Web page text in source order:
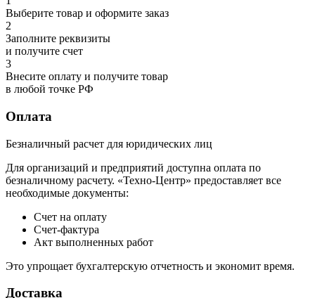
Выберите товар и оформите заказ
2
Заполните реквизиты
и получите счет
3
Внесите оплату и получите товар
в любой точке РФ
Оплата
Безналичный расчет для юридических лиц
Для организаций и предприятий доступна оплата по
безналичному расчету. «Техно-Центр» предоставляет все
необходимые документы:
Счет на оплату
Счет-фактура
Акт выполненных работ
Это упрощает бухгалтерскую отчетность и экономит время.
Доставка